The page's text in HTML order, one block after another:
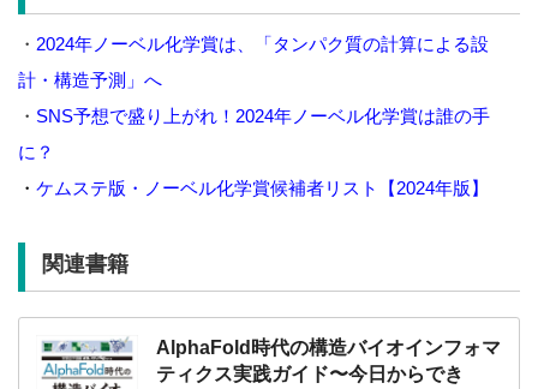
・ 2024年ノーベル化学賞は、「タンパク質の計算による設
計・構造予測」へ
・ SNS予想で盛り上がれ！2024年ノーベル化学賞は誰の手
に？
・ ケムステ版・ノーベル化学賞候補者リスト【2024年版】
関連書籍
AlphaFold時代の構造バイオインフォマ
ティクス実践ガイド〜今日からでき